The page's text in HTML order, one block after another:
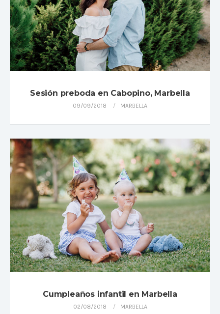
Sesión preboda en Cabopino, Marbella
09/09/2018 MARBELLA
Cumpleaños infantil en Marbella
02/08/2018 MARBELLA